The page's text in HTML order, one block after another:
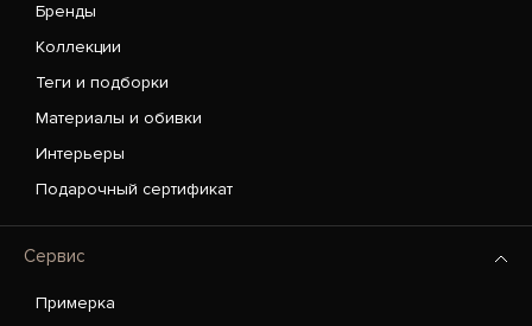
Бренды
Коллекции
Теги и подборки
Материалы и обивки
Интерьеры
Подарочный сертификат
Сервис
Примерка